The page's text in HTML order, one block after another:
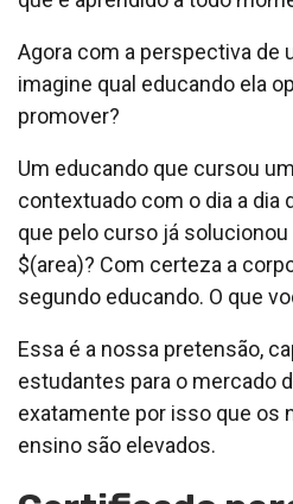
Agora com a perspectiva de
imagine qual educando ela
promover?
Um educando que cursou
contextuado com o dia a dia
que pelo curso já
$(area)? Com certeza a
segundo educando. O que
Essa é a nossa pretensão,
estudantes para o mercado
exatamente por isso que os
ensino são elevados.